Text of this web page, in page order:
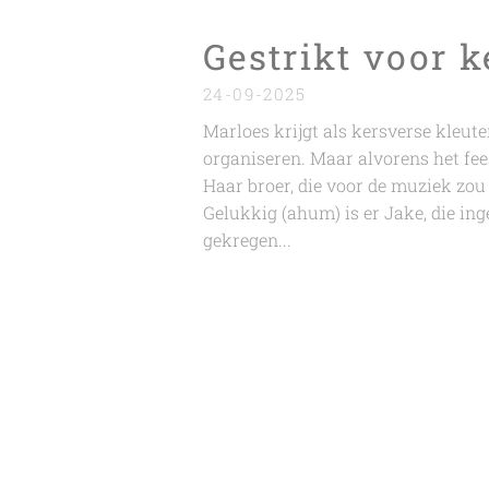
Gestrikt voor
24-09-2025
Marloes krijgt als kersverse
organiseren. Maar alvorens het
Haar broer, die voor de muziek
Gelukkig (ahum) is er Jake, die
gekregen...